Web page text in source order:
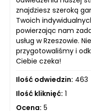
znajdziesz szeroką
Twoich
powierzając nam
usług w Rzeszowie.
przygotowaliśmy i
Ciebie czeka!
Ilość odwiedzin: 463
Ilość kliknięć: 1
Ocena: 5